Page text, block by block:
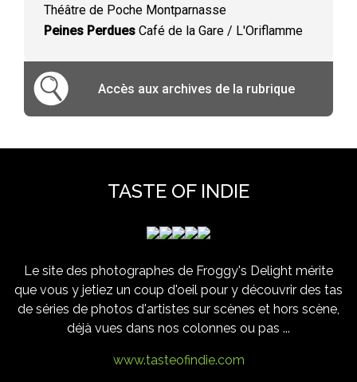
Théâtre de Poche Montparnasse
Peines Perdues Café de la Gare / L'Oriflamme
Accès aux archives de la rubrique
TASTE OF INDIE
Le site des photographes de Froggy's Delight mérite
que vous y jetiez un coup d'oeil pour y découvrir des tas
de séries de photos d'artistes sur scènes et hors scène,
déjà vues dans nos colonnes ou pas ...
www.tasteofindie.com